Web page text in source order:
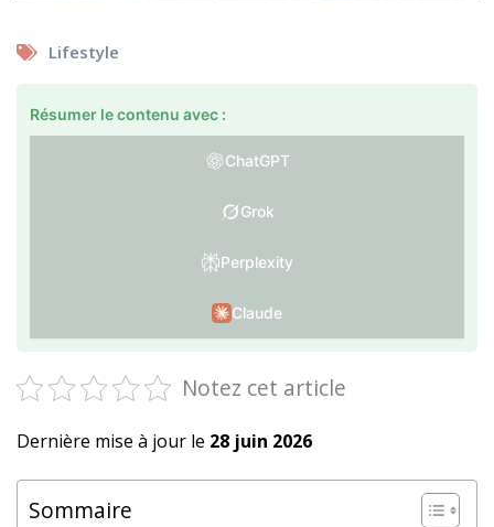
Lifestyle
Résumer le contenu avec :
ChatGPT
Grok
Perplexity
Claude
Notez cet article
Dernière mise à jour le 28 juin 2026
Sommaire